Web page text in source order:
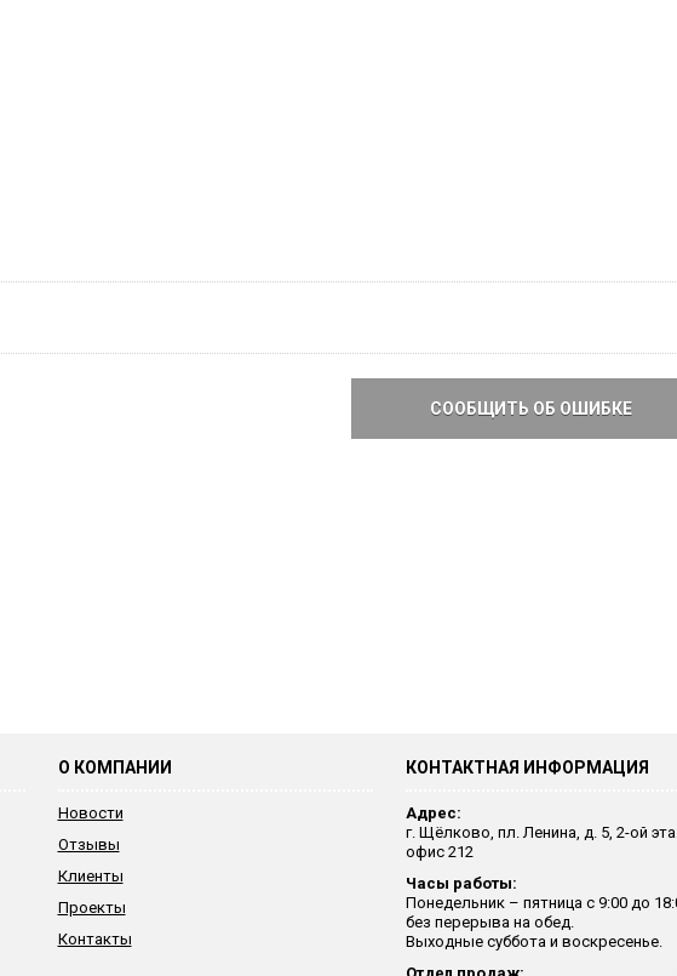
СООБЩИТЬ ОБ ОШИБКЕ
О КОМПАНИИ
Новости
Отзывы
Клиенты
Проекты
Контакты
КОНТАКТНАЯ ИНФОРМАЦИЯ
Адрес:
г. Щёлково, пл. Ленина, д. 5, 2-ой
офис 212
Часы работы:
Понедельник – пятница с 9:00 до
без перерыва на обед.
Выходные суббота и воскресенье.